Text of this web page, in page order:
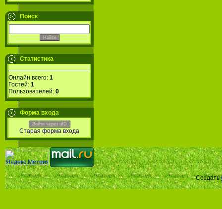
Поиск
Статистика
Онлайн всего: 1
Гостей: 1
Пользователей: 0
Форма входа
Войти через uID
Старая форма входа
Создать